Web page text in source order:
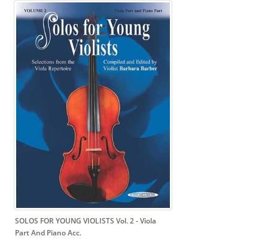
SOLOS FOR YOUNG VIOLISTS Vol. 2- Viola
Part And Piano Acc.